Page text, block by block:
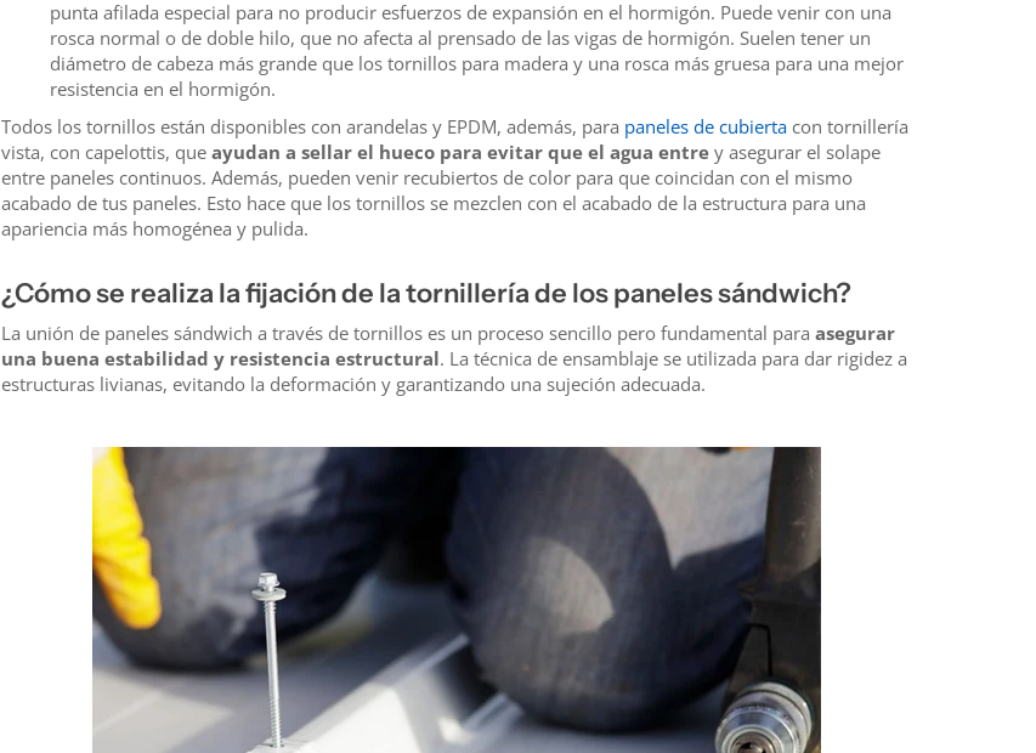
punta afilada especial para no producir esfuerzos de expansión en el hormigón. Puede venir con una
rosca normal o de doble hilo, que no afecta al prensado de las vigas de hormigón. Suelen tener un
diámetro de cabeza más grande que los tornillos para madera y una rosca más gruesa para una mejor
resistencia en el hormigón.
Todos los tornillos están disponibles con arandelas y EPDM, además, para paneles de cubierta con tornillería
vista, con capelottis, que ayudan a sellar el hueco para evitar que el agua entre y asegurar el solape
entre paneles continuos. Además, pueden venir recubiertos de color para que coincidan con el mismo
acabado de tus paneles. Esto hace que los tornillos se mezclen con el acabado de la estructura para una
apariencia más homogénea y pulida.
¿Cómo se realiza la fijación de la tornillería de los paneles sándwich?
La unión de paneles sándwich a través de tornillos es un proceso sencillo pero fundamental para asegurar
una buena estabilidad y resistencia estructural. La técnica de ensamblaje se utilizada para dar rigidez a
estructuras livianas, evitando la deformación y garantizando una sujeción adecuada.